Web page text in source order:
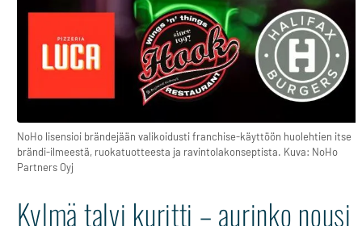
NoHo lisensioi brändejään valikoidusti franchise-käyttöön huolehtien itse
brändi-ilmeestä, ruokatuotteesta ja ravintolakonseptista. Kuva: NoHo
Partners Oyj
Kylmä talvi kuritti – aurinko nousi